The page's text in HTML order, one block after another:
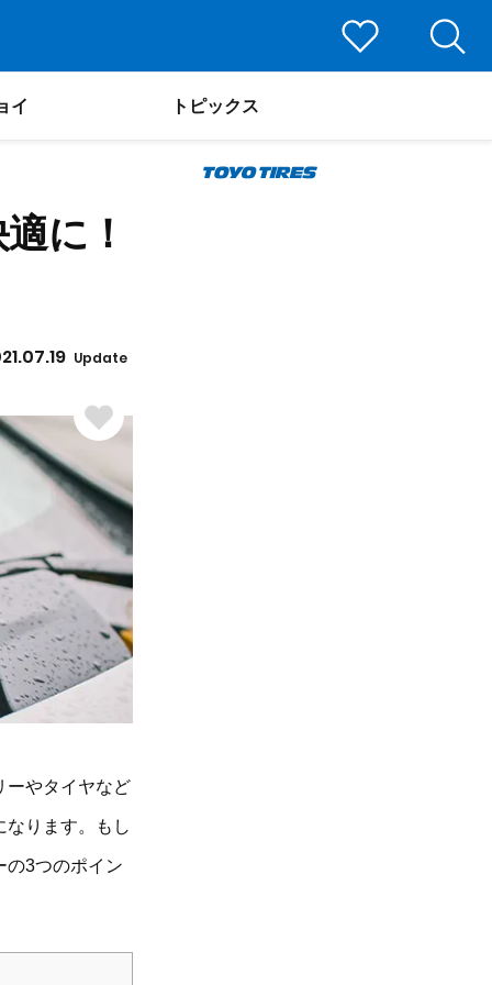
イ トピックス
に！
Update
ーやタイヤなど
なります。もし
の3つのポイン